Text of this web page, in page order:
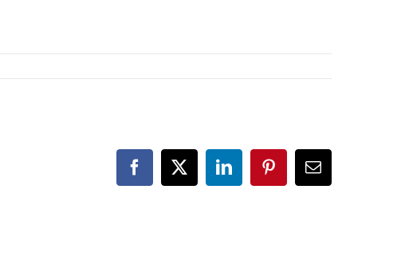
Facebook
X LinkedInPinterestCorreo
electrónico